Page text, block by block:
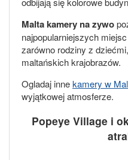
Malta kamery na zywo
najpopularniejszych
zarówno rodziny z
maltańskich krajobrazów.
Ogladaj innekamery w
wyjątkowej atmosferze.
Popeye Village i